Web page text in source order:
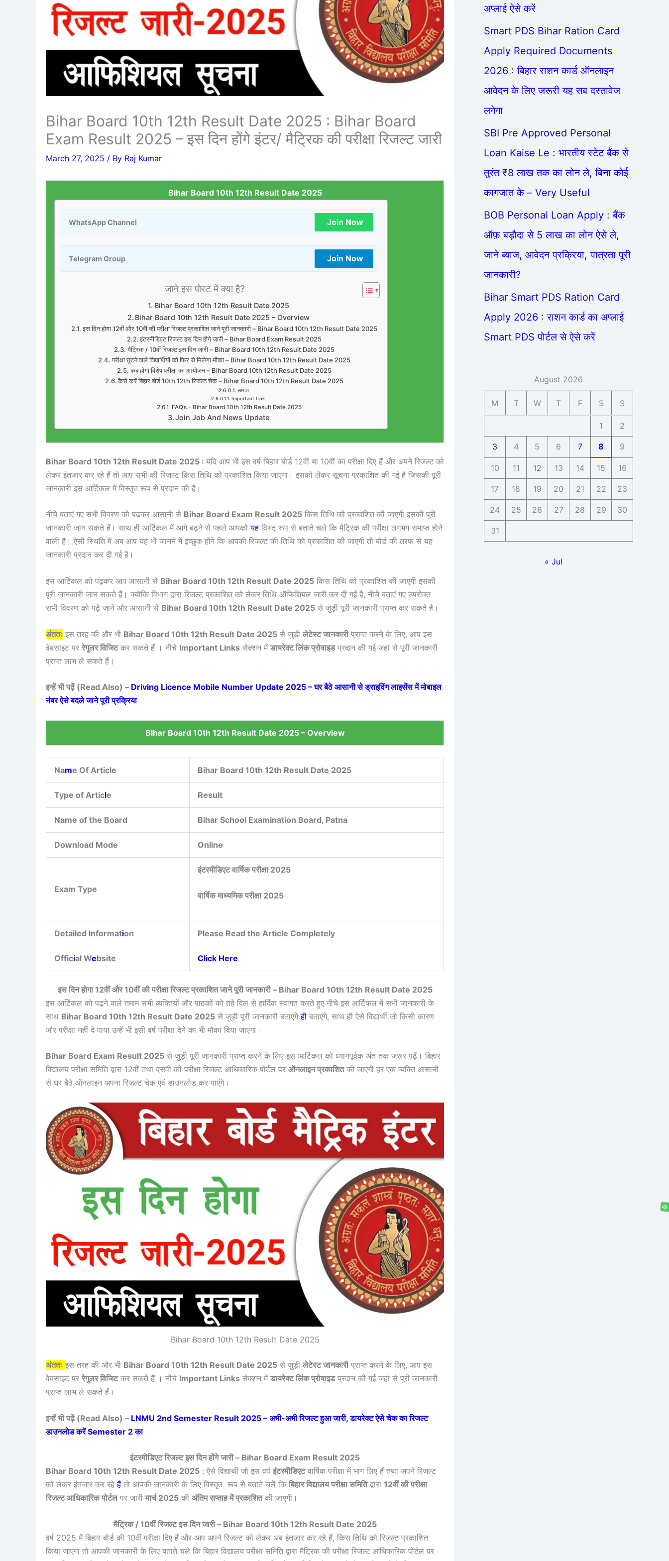
Bihar Board 10th 12th Result Date 2025 : Bihar Board
Exam Result 2025 – इस दिन होंगे इंटर/ मैट्रिक की परीक्षा रिजल्ट जारी
March 27, 2025 / By Raj Kumar
Bihar Board 10th 12th Result Date 2025
WhatsApp Channel Join Now
Telegram Group Join Now
जाने इस पोस्ट में क्या है?
Bihar Board 10th 12th Result Date 2025
Bihar Board 10th 12th Result Date 2025 – Overview
इस दिन होगा 12वीं और 10वीं की परीक्षा रिजल्ट प्रकाशित जाने पूरी जानकारी – Bihar Board 10th 12th Result Date 2025
इंटरमीडिएट रिजल्ट इस दिन होंगे जारी – Bihar Board Exam Result 2025
मैट्रिक / 10वीं रिजल्ट इस दिन जारी – Bihar Board 10th 12th Result Date 2025
परीक्षा छूटने वाले विद्यार्थियों को फिर से मिलेगा मौका – Bihar Board 10th 12th Result Date 2025
कब होगा विशेष परीक्षा का आयोजन – Bihar Board 10th 12th Result Date 2025
कैसे करें बिहार बोर्ड 10th 12th रिजल्ट चेक – Bihar Board 10th 12th Result Date 2025
सारांश
Important Link
FAQ’s – Bihar Board 10th 12th Result Date 2025
Join Job And News Update
Bihar Board 10th 12th Result Date 2025 : यदि आप भी इस वर्ष बिहार बोर्ड 12वीं या 10वीं का परीक्षा दिए हैं और अपने रिजल्ट को
लेकर इंतजार कर रहे हैं तो आप सभी की रिजल्ट किस तिथि को प्रकाशित किया जाएगा। इसको लेकर सूचना प्रकाशित की गई है जिसकी पूरी
जानकारी इस आर्टिकल में विस्तृत रूप से प्रदान की है।
नीचे बताएं गए सभी विवरण को पढ़कर आसानी से Bihar Board Exam Result 2025 किस तिथि को प्रकाशित की जाएगी इसकी पूरी
जानकारी जान सकते हैं। साथ ही आर्टिकल में आगे बढ़ने से पहले आपकोयह विस्तृ रूप से बताते चले कि मैट्रिक की परीक्षा लगभग समाप्त होने
वाली है। ऐसी स्थिति में अब आप यह भी जानने में इच्छुक होंगे कि आपकी रिजल्ट की तिथि को प्रकाशित की जाएगी तो बोर्ड की तरफ से यह
जानकारी प्रदान कर दी गई है।
इस आर्टिकल को पढ़कर आप आसानी से Bihar Board 10th 12th Result Date 2025 किस तिथि को प्रकाशित की जाएगी इसकी
पूरी जानकारी जान सकते हैं। क्योंकि विभाग द्वारा रिजल्ट प्रकाशित को लेकर तिथि ऑफिशियल जारी कर दी गई है, नीचे बताएं गए उपरोक्त
सभी विवरण को पढ़े जाने और आसानी से Bihar Board 10th 12th Result Date 2025 से जुड़ी पूरी जानकारी प्राप्त कर सकते है।
अंततः इस तरह की और भी Bihar Board 10th 12th Result Date 2025 से जुड़ी लेटेस्ट जानकारीप्राप्त करने के लिए, आप इस
वेबसाइट पर रेगुलर विजिटकर सकते हैं । नीचे Important Links सेक्शन में डायरेक्ट लिंक प्रोवाइडप्रदान की गई जहां से पूरी जानकारी
प्राप्त लाभ ले सकते हैं।
इन्हें भी पढ़ें (Read Also) – Driving Licence Mobile Number Update 2025 – घर बैठे आसानी से ड्राइविंग लाइसेंस में मोबाइल
नंबर ऐसे बदले जाने पूरी प्रक्रिया
Bihar Board 10th 12th Result Date 2025 – Overview
Name Of Article Bihar Board 10th 12th Result Date 2025
Type of Article Result
Name of the Board Bihar School Examination Board, Patna
Download Mode Online
Exam Type
इंटरमीडिएट वार्षिक परीक्षा 2025
वार्षिक माध्यमिक परीक्षा 2025
Detailed Information Please Read the Article Completely
Official Website Click Here
इस दिन होगा 12वीं और 10वीं की परीक्षा रिजल्ट प्रकाशित जाने पूरी जानकारी – Bihar Board 10th 12th Result Date 2025
इस आर्टिकल को पढ़ने वाले तमाम सभी व्यक्तियों और पाठकों को तहे दिल से हार्दिक स्वागत करते हुए नीचे इस आर्टिकल में सभी जानकारी के
साथ Bihar Board 10th 12th Result Date 2025 से जुड़ी पूरी जानकारी बताएंगेही बताएंगे, साथ ही ऐसे विद्यार्थी जो किसी कारण
और परीक्षा नहीं दे पाया उन्हें भी इसी वर्ष परीक्षा देने का भी मौका दिया जाएगा।
Bihar Board Exam Result 2025 से जुड़ी पूरी जानकारी प्राप्त करने के लिए इस आर्टिकल को ध्यानपूर्वक अंत तक जरूर पढ़ें। बिहार
विद्यालय परीक्षा समिति द्वारा 12वीं तथा दसवीं की परीक्षा रिजल्ट आधिकारिक पोर्टल पर ऑनलाइन प्रकाशितकी जाएगी हर एक व्यक्ति आसानी
से घर बैठे ऑनलाइन अपना रिजल्ट चेक एवं डाउनलोड कर पाएंगे।
Bihar Board 10th 12th Result Date 2025
अंततः इस तरह की और भी Bihar Board 10th 12th Result Date 2025 से जुड़ी लेटेस्ट जानकारीप्राप्त करने के लिए, आप इस
वेबसाइट पर रेगुलर विजिटकर सकते हैं । नीचे Important Links सेक्शन में डायरेक्ट लिंक प्रोवाइडप्रदान की गई जहां से पूरी जानकारी
प्राप्त लाभ ले सकते हैं।
इन्हें भी पढ़ें (Read Also) – LNMU 2nd Semester Result 2025 – अभी-अभी रिजल्ट हुआ जारी, डायरेक्ट ऐसे चेक का रिजल्ट
डाउनलोड करें Semester 2 का
इंटरमीडिएट रिजल्ट इस दिन होंगे जारी – Bihar Board Exam Result 2025
Bihar Board 10th 12th Result Date 2025 : ऐसे विद्यार्थी जो इस वर्ष इंटरमीडिएटवार्षिक परीक्षा में भाग लिए हैं तथा अपने रिजल्ट
को लेकर इंतजार कर रहेहैंतो आपकी जानकारी के लिए विस्तृत रूप से बताते चलें कि बिहार विद्यालय परीक्षा समितिद्वारा 12वीं की परीक्षा
रिजल्ट आधिकारिक पोर्टलपर जारी मार्च 2025 की अंतिम सप्ताह में प्रकाशितकी जाएगी।
मैट्रिक / 10वीं रिजल्ट इस दिन जारी – Bihar Board 10th 12th Result Date 2025
वर्ष 2025 में बिहार बोर्ड की 10वीं परीक्षा दिए हैं और आप अपने रिजल्ट को लेकर अब इंतजार कर रहे हैं, किस तिथि को रिजल्ट प्रकाशित
किया जाएगा तो आपकी जानकारी के लिए बताते चले कि बिहार विद्यालय परीक्षा समिति द्वारा मैट्रिक की परीक्षा रिजल्ट आधिकारिक पोर्टल पर
अप्लाई ऐसे करें
Smart PDS Bihar Ration Card
Apply Required Documents
2026 : बिहार राशन कार्ड ऑनलाइन
आवेदन के लिए जरूरी यह सब दस्तावेज
लगेगा
SBI Pre Approved Personal
Loan Kaise Le : भारतीय स्टेट बैंक से
तुरंत ₹8 लाख तक का लोन ले, बिना कोई
कागजात के – Very Useful
BOB Personal Loan Apply : बैंक
ऑफ़ बड़ौदा से 5 लाख का लोन ऐसे ले,
जाने ब्याज, आवेदन प्रक्रिया, पात्रता पूरी
जानकारी?
Bihar Smart PDS Ration Card
Apply 2026 : राशन कार्ड का अप्लाई
Smart PDS पोर्टल से ऐसे करें
August 2026
M T W T F S S
1 2
3 4 5 6 7 8 9
10 11 12 13 14 15 16
17 18 19 20 21 22 23
24 25 26 27 28 29 30
31
« Jul